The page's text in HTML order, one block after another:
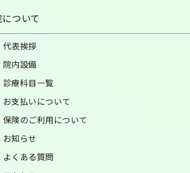
ついて
代表挨拶
院内設備
診療科目一覧
お支払いについて
保険のご利用について
お知らせ
よくある質問